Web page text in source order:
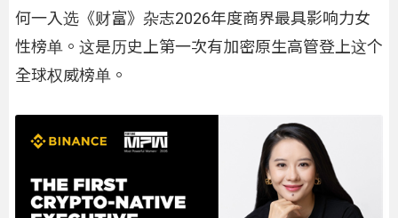
何一入选《财富》杂志2026年度商界最具影响力女
性榜单。这是历史上第一次有加密原生高管登上这个
全球权威榜单。